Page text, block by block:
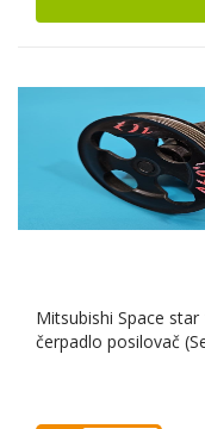
Mitsubishi Space
čerpadlo posilovač